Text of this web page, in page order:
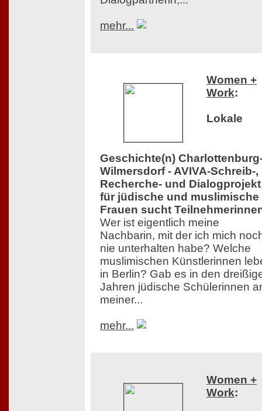
mehr...
Women +
Work:
Lokale
Geschichte(n)
Wilmersdorf - AVIVA-Schreib-,
Recherche- und Dialogprojekt
für jüdische und muslimische
Frauen sucht
Wer ist eigentlich meine
Nachbarin, mit der ich mich
nie unterhalten habe? Welche
muslimischen Künstlerinnen
in Berlin? Gab es in den
Jahren jüdische Schülerinnen
meiner...
mehr...
Women +
Work: